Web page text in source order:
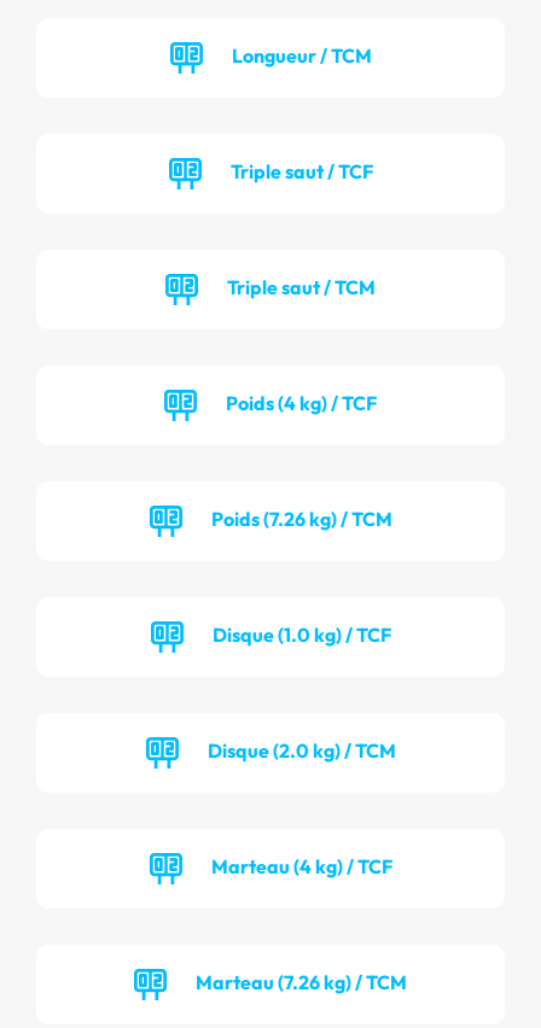
Longueur / TCM
Triple saut / TCF
Triple saut / TCM
Poids (4 kg) / TCF
Poids (7.26 kg) / TCM
Disque (1.0 kg) / TCF
Disque (2.0 kg) / TCM
Marteau (4 kg) / TCF
Marteau (7.26 kg) / TCM